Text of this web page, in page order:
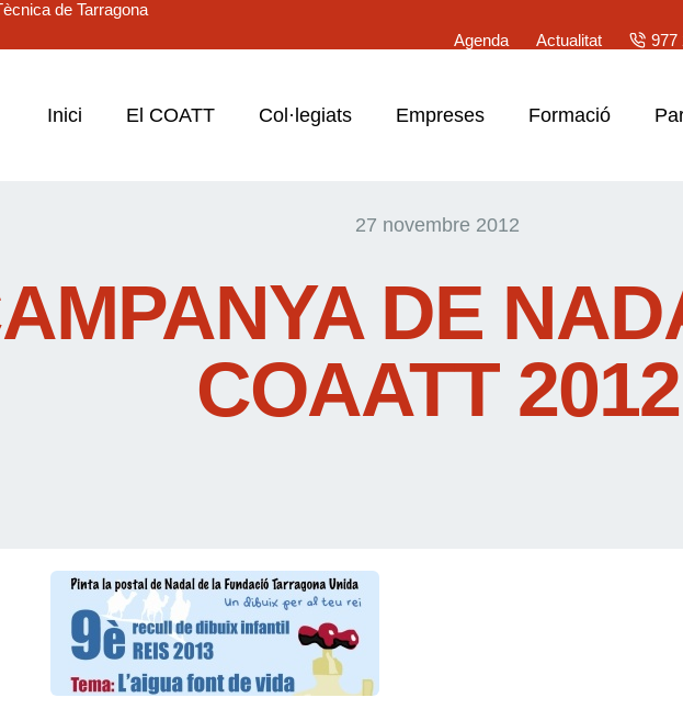
de Tarragona
Agenda
Actualitat 977
Inici El COATT Col·legiats Empreses Formació
27 novembre 2012
DE
COAATT 2012